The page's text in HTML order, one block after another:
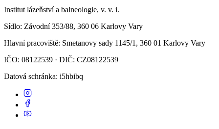
Institut lázeňství a balneologie, v. v. i.
Sídlo: Závodní 353/88, 360 06 Karlovy Vary
Hlavní pracoviště: Smetanovy sady 1145/1, 360 01 Karlovy Vary
IČO: 08122539 · DIČ: CZ08122539
Datová schránka: i5hbibq